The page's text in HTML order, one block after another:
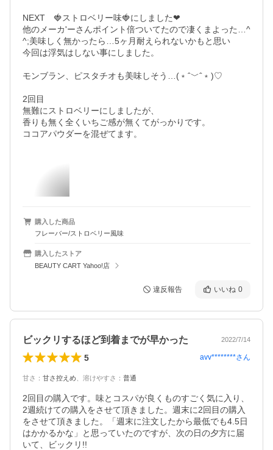
NEXT　🍓ストロベリー味🍓にしました❤
他のメーカ'ーさんポイント倍ついてたので凄くまよった…^
^;美味しく無かったら…5ヶ月耐えられないかもと思い
今回は浮気はしない事にしました。
モンブラン、ピスタチオも美味しそう…(﹡ˆ﹀ˆ﹡)♡
2回目
無難にストロベリーにしましたが、
香りも無く全くいちご感が無くてがっかりです。
購入した商品
フレーバー/ストロベリー風味
購入したストア
BEAUTY CART Yahoo!店
違反報告 いいね 0
ビックリするほど到着までが早かった 2022/7/14
5 avv********さん
甘さ ： 甘さ控えめ 溶けやすさ ： 普通
2回目の購入です。味とコスパが良くものすごく気に入り、
2週続けての購入をさせて頂きました。週末に2回目の購入
をさせて頂きました。「週末に注文したから最低でも4.5日
はかかるかな」と思っていたのですが、次の日の夕方に届
いて、ビックリ!!